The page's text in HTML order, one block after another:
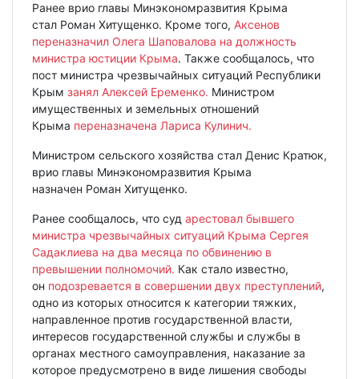
Ранее врио главы Минэкономразвития Крыма
стал Роман Хитущенко. Кроме того, Аксенов
переназначил Олега Шаповалова на должность
министра юстиции Крыма. Также сообщалось, что
пост министра чрезвычайных ситуаций Республики
Крым занял Алексей Еременко. Министром
имущественных и земельных отношений
Крыма переназначена Лариса Кулинич.
Министром сельского хозяйства стал Денис Кратюк,
врио главы Минэкономразвития Крыма
назначен Роман Хитущенко.
Ранее сообщалось, что суд арестовал бывшего
министра чрезвычайных ситуаций Крыма Сергея
Садаклиева на два месяца по обвинению в
превышении полномочий. Как стало известно,
он подозревается в совершении двух преступлений,
одно из которых относится к категории тяжких,
направленное против государственной власти,
интересов государственной службы и службы в
органах местного самоуправления, наказание за
которое предусмотрено в виде лишения свободы